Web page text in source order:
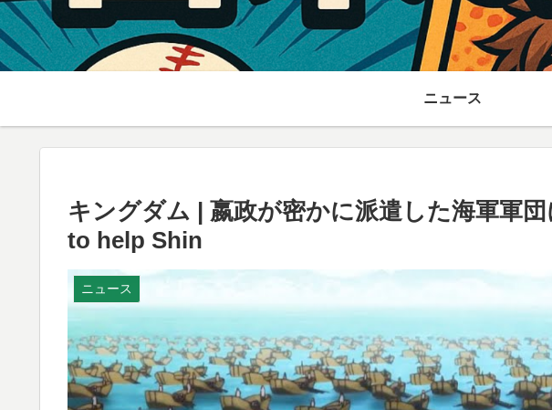
ニュース
キングダム | 嬴政が密かに派遣した海軍軍
to help Shin
ニュース